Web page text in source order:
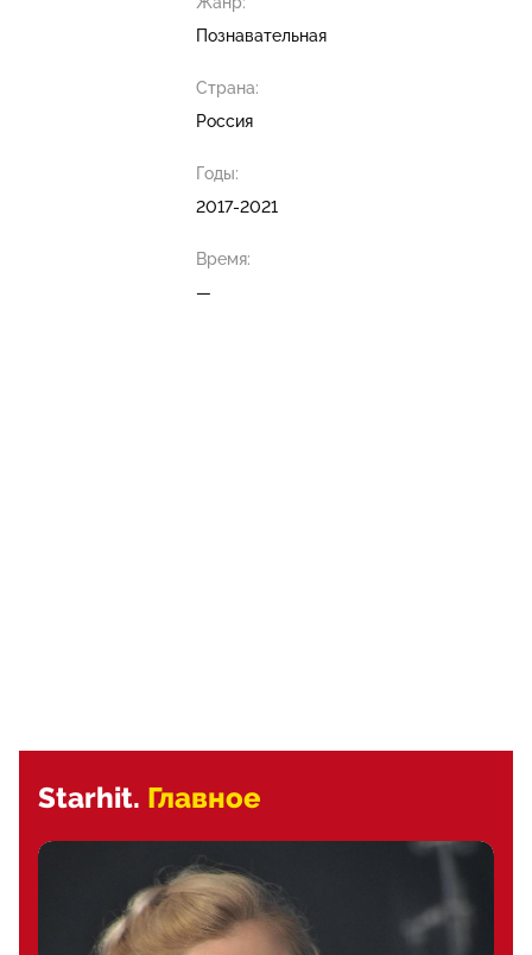
Познавательная
Страна:
Россия
Годы:
2017-2021
Время:
—
Starhit. Главное